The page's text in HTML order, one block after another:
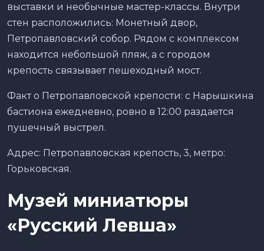
выставки и необычные мастер-классы. Внутри
стен расположились: Монетный двор,
Петропавловский собор. Рядом с комплексом
находится небольшой пляж, а с городом
крепость связывает пешеходный мост.
Факт о Петропавловской крепости: с Нарышкина
бастиона ежедневно, ровно в 12:00 раздается
пушечный выстрел.
Адрес: Петропавловская крепость, 3, метро:
Горьковская.
Музей миниатюры
«Русский Левша»